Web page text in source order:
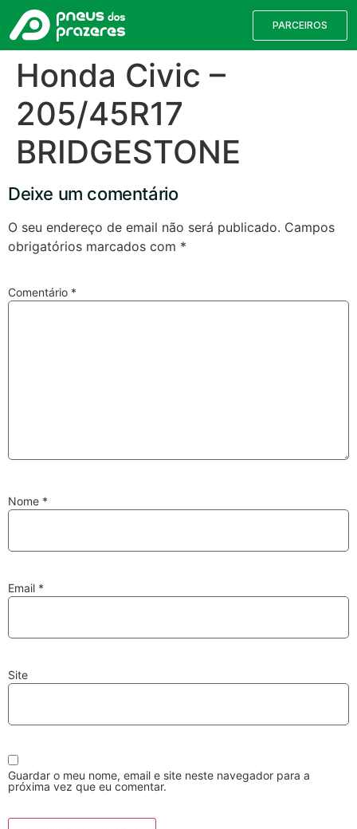
PARCEIROS
Honda Civic –
205/45R17
BRIDGESTONE
Deixe um comentário
O seu endereço de email não será publicado. Campos
obrigatórios marcados com *
Comentário *
Nome *
Email *
Site
Guardar o meu nome, email e site neste navegador para a
próxima vez que eu comentar.
Encontre o pneu correto para a sua
Válvulas TPMS
Discos e Pastilhas
Amortecedores